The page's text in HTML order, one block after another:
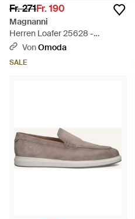
Fr. 271Fr. 190
Magnanni
Herren Loafer 25628 -
Schwarz
VonOmoda
SALE